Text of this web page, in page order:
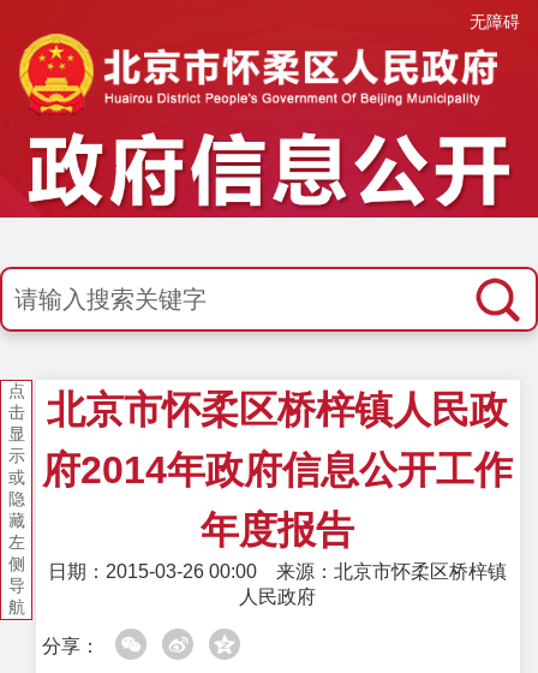
无障碍
点
击
显
示
或
隐
藏
左
侧
导
航
北京市怀柔区桥梓镇人民政
府2014年政府信息公开工作
年度报告
日期：2015-03-26 00:00
来源：北京市怀柔区桥梓镇
人民政府
分享：